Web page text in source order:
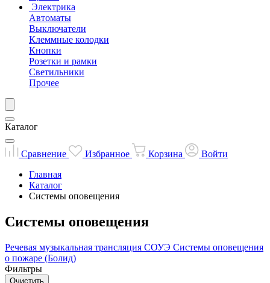
Электрика
Автоматы
Выключатели
Клеммные колодки
Кнопки
Розетки и рамки
Светильники
Прочее
Каталог
Сравнение Избранное Корзина
Войти
Главная
Каталог
Системы оповещения
Системы оповещения
Речевая музыкальная трансляция СОУЭ Системы оповещения
о пожаре (Болид)
Фильтры
Очистить